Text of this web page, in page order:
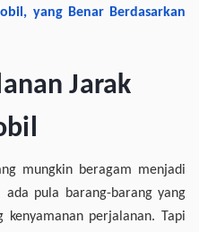
yang Benar Berdasarkan
Jarak
mungkin beragam menjadi
pula barang-barang yang
kenyamanan perjalanan. Tapi